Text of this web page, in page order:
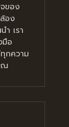
ของ
อง
เรา
มือ
กความ
ณ